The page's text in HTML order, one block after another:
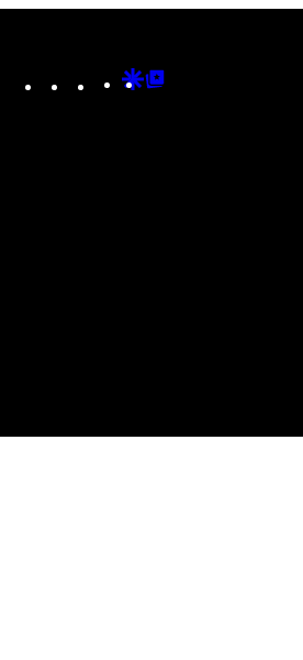
Instagram
TikTokYouTube
Google